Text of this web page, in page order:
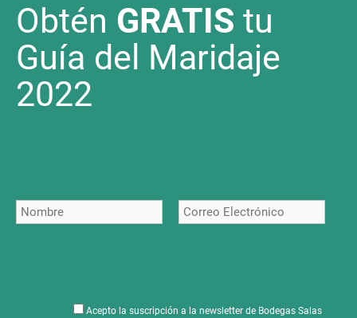
Obtén GRATIS tu
Guía del Maridaje
2022
Acepto la suscripción a la newsletter de Bodegas Salas